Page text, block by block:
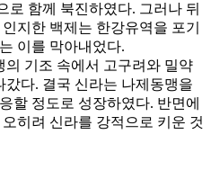
로 함께 북진하였다. 그러나 뒤
지한 백제는 한강유역을 포기
이를 막아내었다.
의 기조 속에서 고구려와 밀약
다. 결국 신라는 나제동맹을
할 정도로 성장하였다. 반면에
히려 신라를 강적으로 키운 것